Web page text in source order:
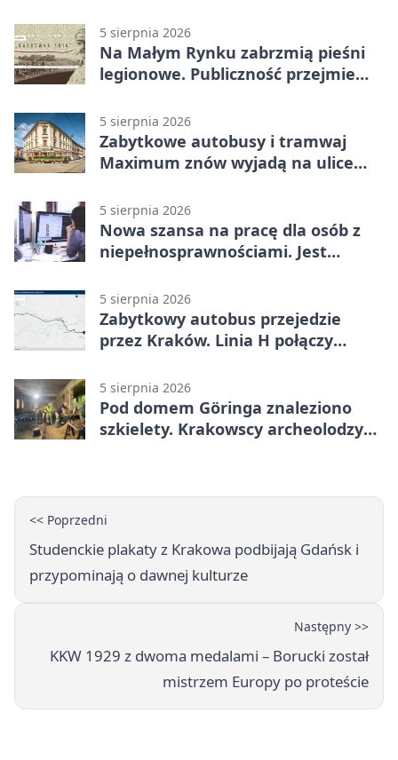
5 sierpnia 2026
Na Małym Rynku zabrzmią pieśni
legionowe. Publiczność przejmie
5 sierpnia 2026
Zabytkowe autobusy i tramwaj
Maximum znów wyjadą na ulice
5 sierpnia 2026
Nowa szansa na pracę dla osób z
niepełnosprawnościami. Jest
5 sierpnia 2026
Zabytkowy autobus przejedzie
przez Kraków. Linia H połączy
5 sierpnia 2026
Pod domem Göringa znaleziono
szkielety. Krakowscy archeolodzy
<< Poprzedni
Studenckie plakaty z Krakowa podbijają Gdańsk i
przypominają o dawnej kulturze
Następny >>
KKW 1929 z dwoma medalami – Borucki został
mistrzem Europy po proteście